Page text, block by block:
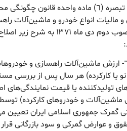
ماده ۱۲ تبصره (٦) ماده واحده
و مالیات انواع خودرو و ماشین‌آلات
تبصره ٦- ارزش ماشین‌آلات راهسازی و
نو یا کارکرده) هر سال پس از بررسی
تولیدکننده یا قیمت نمایندگی‌های
و خودروهای کارکرده)
گمرک جمهوری اسلامی ایران تعیین
و عوارض گمرکی و سود بازرگانی